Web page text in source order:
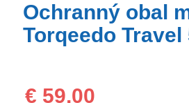
Ochranný obal
Torqeedo Travel
€ 59,00